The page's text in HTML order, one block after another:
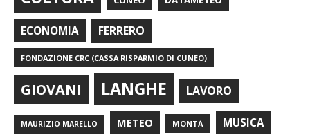
ECONOMIA FERRERO
FONDAZIONE CRC (CASSA RISPARMIO DI CUNEO)
GIOVANI LANGHE LAVORO
MAURIZIO MARELLO METEO MONTÀ MUSICA